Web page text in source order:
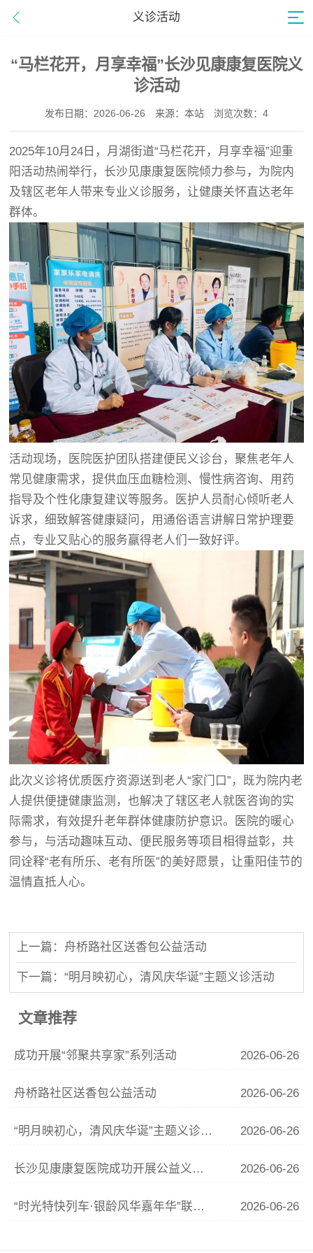
义诊活动
“马栏花开，月享幸福”长沙见康康复医院义
诊活动
发布日期：2026-06-26 来源：本站 浏览次数：4
2025年10月24日，月湖街道“马栏花开，月享幸福”迎重
阳活动热闹举行，长沙见康康复医院倾力参与，为院内
及辖区老年人带来专业义诊服务，让健康关怀直达老年
群体。
活动现场，医院医护团队搭建便民义诊台，聚焦老年人
常见健康需求，提供血压血糖检测、慢性病咨询、用药
指导及个性化康复建议等服务。医护人员耐心倾听老人
诉求，细致解答健康疑问，用通俗语言讲解日常护理要
点，专业又贴心的服务赢得老人们一致好评。
此次义诊将优质医疗资源送到老人“家门口”，既为院内老
人提供便捷健康监测，也解决了辖区老人就医咨询的实
际需求，有效提升老年群体健康防护意识。医院的暖心
参与，与活动趣味互动、便民服务等项目相得益彰，共
同诠释“老有所乐、老有所医”的美好愿景，让重阳佳节的
温情直抵人心。
上一篇：舟桥路社区送香包公益活动
下一篇：“明月映初心，清风庆华诞”主题义诊活动
文章推荐
成功开展“邻聚共享家”系列活动 2026-06-26
舟桥路社区送香包公益活动 2026-06-26
“明月映初心，清风庆华诞”主题义诊活动 2026-06-26
长沙见康康复医院成功开展公益义诊活动 2026-06-26
“时光特快列车·银龄风华嘉年华”联谊活动 2026-06-26